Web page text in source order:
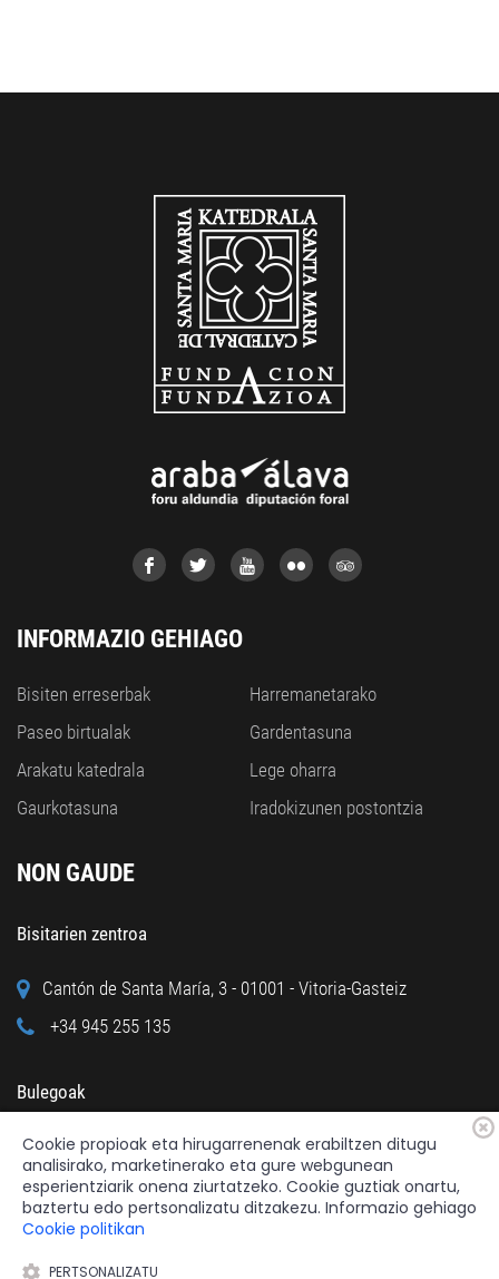
INFORMAZIO GEHIAGO
Bisiten erreserbak
Paseo birtualak
Arakatu katedrala
Gaurkotasuna
Harremanetarako
Gardentasuna
Lege oharra
Iradokizunen postontzia
NON GAUDE
Bisitarien zentroa
Cantón de Santa María, 3 - 01001 - Vitoria-Gasteiz
+34 945 255 135
Bulegoak
Calle Cuchillería, 95 - 01001 - Vitoria-Gasteiz
+34 945 122 160
Cookie propioak eta hirugarrenenak erabiltzen ditugu
analisirako, marketinerako eta gure webgunean
esperientziarik onena ziurtatzeko. Cookie guztiak onartu,
baztertu edo pertsonalizatu ditzakezu. Informazio gehiago
Cookie politikan
PERTSONALIZATU